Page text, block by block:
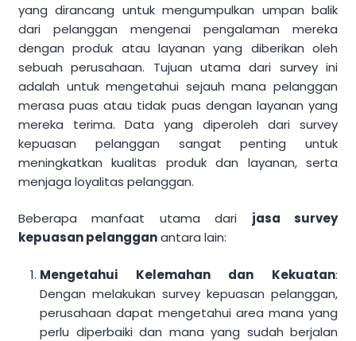
yang dirancang untuk mengumpulkan umpan balik
dari pelanggan mengenai pengalaman mereka
dengan produk atau layanan yang diberikan oleh
sebuah perusahaan. Tujuan utama dari survey ini
adalah untuk mengetahui sejauh mana pelanggan
merasa puas atau tidak puas dengan layanan yang
mereka terima. Data yang diperoleh dari survey
kepuasan pelanggan sangat penting untuk
meningkatkan kualitas produk dan layanan, serta
menjaga loyalitas pelanggan.
Beberapa manfaat utama dari jasa survey
kepuasan pelangganantara lain:
Mengetahui Kelemahan dan Kekuatan:
Dengan melakukan survey kepuasan pelanggan,
perusahaan dapat mengetahui area mana yang
perlu diperbaiki dan mana yang sudah berjalan